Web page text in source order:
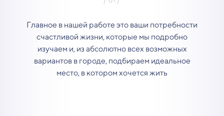
Главное в нашей работе это ваши потребности
счастливой жизни, которые мы подробно
изучаем и, из абсолютно всех возможных
вариантов в городе, подбираем идеальное
место, в котором хочется жить